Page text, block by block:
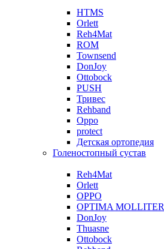
HTMS
Orlett
Reh4Mat
ROM
Townsend
DonJoy
Ottobock
PUSH
Тривес
Rehband
Oppo
protect
Детская ортопедия
Голеностопный сустав
Reh4Mat
Orlett
OPPO
OPTIMA MOLLITER
DonJoy
Thuasne
Ottobock